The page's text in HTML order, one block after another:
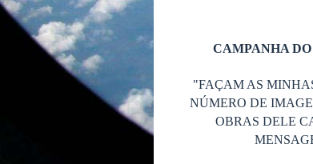
CAMPANHA
"FAÇAM AS
NÚMERO DE
OBRAS DELE